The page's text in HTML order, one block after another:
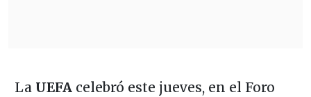
La UEFAcelebró este jueves, en el Foro